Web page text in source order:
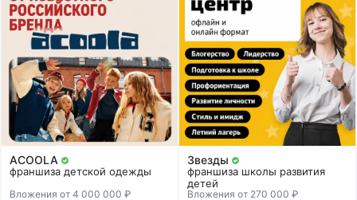
ACOOLA
франшиза детской одежды
Вложения от 4 000 000 ₽
Звезды
франшиза школы развития
детей
Вложения от 270 000 ₽